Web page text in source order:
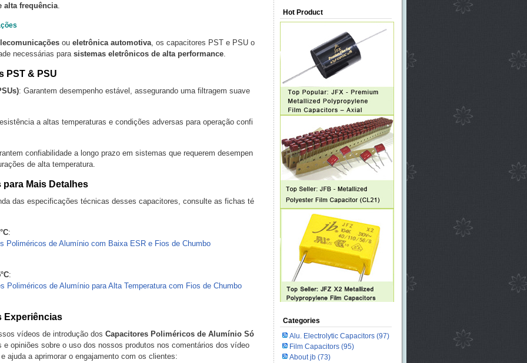
alta frequência.
ou eletrônica automotiva, os capacitores PST e PSU o
necessárias parasistemas eletrônicos de alta performance.
PST & PSU
: Garantem desempenho estável, assegurando uma filtragem suave
a altas temperaturas e condições adversas para operação confi
confiabilidade a longo prazo em sistemas que requerem desempen
de alta temperatura.
Mais Detalhes
das especificações técnicas desses capacitores, consulte as fichas té
:
Poliméricos de Alumínio com Baixa ESR e Fios de Chumbo
:
Poliméricos de Alumínio para Alta Temperatura com Fios de Chumbo
Experiências
vídeos de introdução dos Capacitores Poliméricos de Alumínio Só
e opiniões sobre o uso dos nossos produtos nos comentários dos vídeo
ajuda a aprimorar o engajamento com os clientes:
Hot Product
Categories
Alu. Electrolytic Capacitors(97)
Film Capacitors(95)
About jb(73)